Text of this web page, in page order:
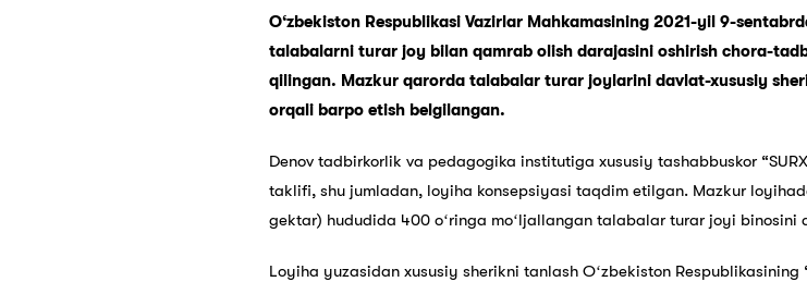
O‘zbekiston Respublikasi Vazirlar Mahkamasining 2021-yil 9-
talabalarni turar joy bilan qamrab olish darajasini oshirish chora-
qilingan. Mazkur qarorda talabalar turar joylarini davlat-xususiy
orqali barpo etish belgilangan.
Denov tadbirkorlik va pedagogika institutiga xususiy tashabbuskor
taklifi, shu jumladan, loyiha konsepsiyasi taqdim etilgan. Mazkur
gektar) hududida 400 oʻringa moʻljallangan talabalar turar joyi
Loyiha yuzasidan xususiy sherikni tanlash Oʻzbekiston Respublikasining